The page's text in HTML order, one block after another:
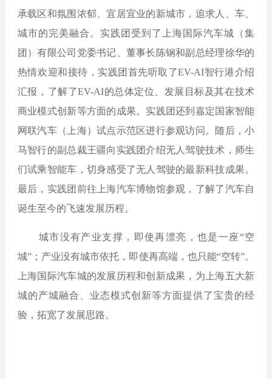
承载区和氛围浓郁、宜居宜业的新城市，追求人、车、
城市的完美融合。实践团受到了上海国际汽车城（集
团）有限公司党委书记、董事长陈钢和副总经理徐华的
热情欢迎和接待，实践团首先听取了EV-AI智行港介绍
汇报，了解了EV-AI的总体定位、发展目标及其在技术
商业模式创新等方面的成果。实践团还到嘉定国家智能
网联汽车（上海）试点示范区进行参观访问。随后，小
马智行的副总裁王疆向实践团介绍无人驾驶技术，师生
们试乘智能车，切身感受了无人驾驶的最新科技成果。
最后，实践团前往上海汽车博物馆参观，了解了汽车自
诞生至今的飞速发展历程。
城市没有产业支撑，即使再漂亮，也是一座“空
城”；产业没有城市依托，即使再高端，也只能“空转”。
上海国际汽车城的发展历程和创新成果，为上海五大新
城的产城融合、业态模式创新等方面提供了宝贵的经
验，拓宽了发展思路。